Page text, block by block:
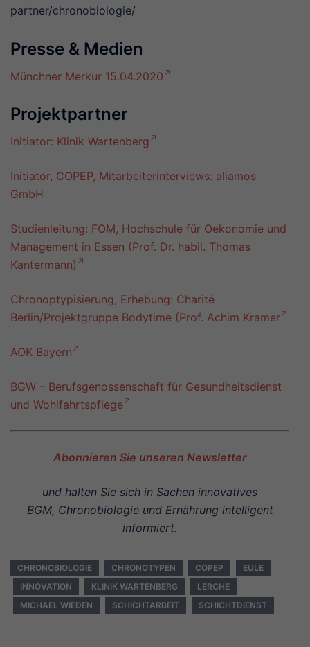
partner/chronobiologie/
Presse & Medien
Münchner Merkur 15.04.2020
Projektpartner
Initiator: Klinik Wartenberg
Initiator, COPEP, Mitarbeiterinterviews: aliamos
GmbH
Studienleitung: FOM, Hochschule für Oekonomie und
Management in Essen (Prof. Dr. habil. Thomas
Kantermann)
Chronoptypisierung, Erhebung: Charité
Berlin/Projektgruppe Bodytime (Prof. Achim Kramer
AOK Bayern
BGW – Berufsgenossenschaft für Gesundheitsdienst
und Wohlfahrtspflege
Abonnieren Sie unseren Newsletter
und halten Sie sich in Sachen innovatives
BGM, Chronobiologie und Ernährung intelligent
informiert.
CHRONOBIOLOGIE CHRONOTYPEN COPEP
EULE
INNOVATION
KLINIK WARTENBERG
LERCHE
MICHAEL WIEDEN
SCHICHTARBEIT SCHICHTDIENST